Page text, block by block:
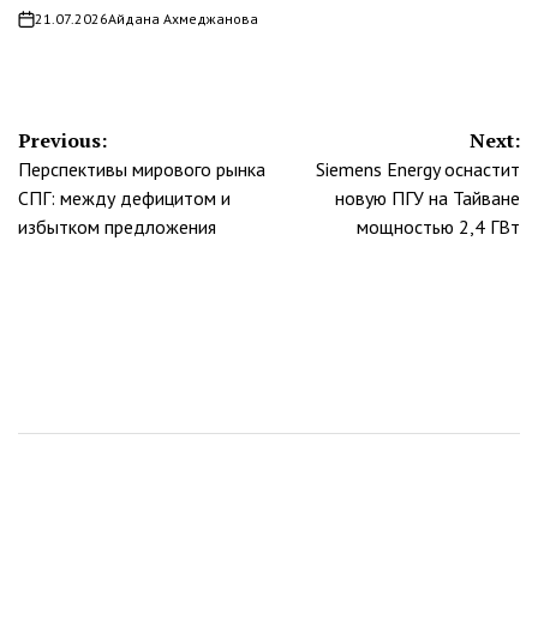
on21.07.2026Айдана Ахмеджанова
Навигация
по
записям
Previous:
Перспективы мирового рынка
СПГ: между дефицитом и
избытком предложения
Next:
Siemens Energy оснастит
новую ПГУ на Тайване
мощностью 2,4 ГВт